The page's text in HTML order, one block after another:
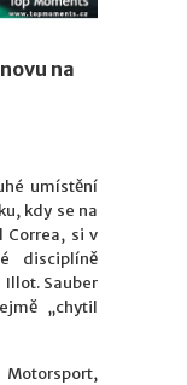
na
umístění
kdy se na
Correa, si v
disciplíně
Sauber
„chytil